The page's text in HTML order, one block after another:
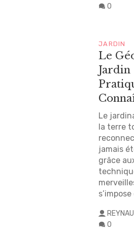
0
JARDIN
Le
Jardin
Le
la terre
jamais
grâce
0